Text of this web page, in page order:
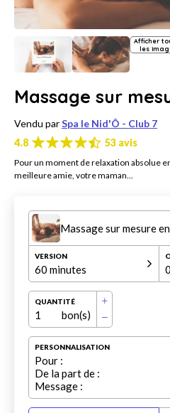
Afficher
les
Massage sur
Vendu parSpa le Nid'Ô - Club 7
4.8
53 avis
Pour un moment de relaxation absolue
meilleure amie, votre maman...
Massage sur mesure
VERSION
60 minutes 0
QUANTITÉ
1 bon(s)
PERSONNALISATION
Pour :
De la part de :
Message :